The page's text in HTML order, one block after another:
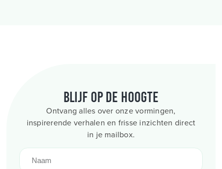
Blijf op de hoogte
Ontvang alles over onze vormingen,
inspirerende verhalen en frisse inzichten direct
in je mailbox.